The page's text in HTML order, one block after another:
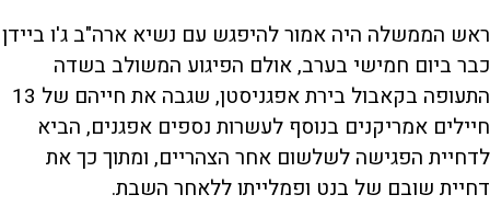
ראש הממשלה היה אמור להיפגש עם נשיא ארה"ב ג'ו ביידן
כבר ביום חמישי בערב, אולם הפיגוע המשולב בשדה
התעופה בקאבול בירת אפגניסטן, שגבה את חייהם של 13
חיילים אמריקנים בנוסף לעשרות נספים אפגנים, הביא
לדחיית הפגישה לשלשום אחר הצהריים, ומתוך כך את
דחיית שובם של בנט ופמלייתו ללאחר השבת.